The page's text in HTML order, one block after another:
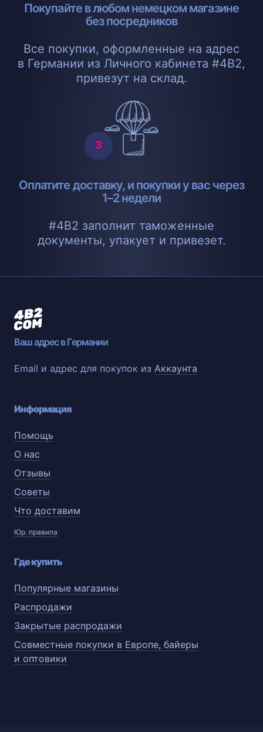
Покупайте в любом немецком магазине
без посредников
Все покупки, оформленные на адрес
в Германии из Личного кабинета #4B2,
привезут на склад.
Оплатите доставку, и покупки у вас через
1–2 недели
#4B2 заполнит таможенные
документы, упакует и привезет.
Ваш адрес в Германии
Email и адрес для покупок из Аккаунта
Информация
Помощь
О нас
Отзывы
Советы
Что доставим
Юр. правила
Где купить
Популярные магазины
Распродажи
Закрытые распродажи
Совместные покупки в Европе, байеры
и оптовики